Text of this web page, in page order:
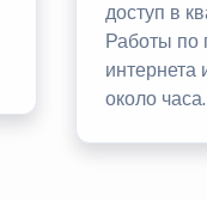
доступ в
Работы по
около часа.